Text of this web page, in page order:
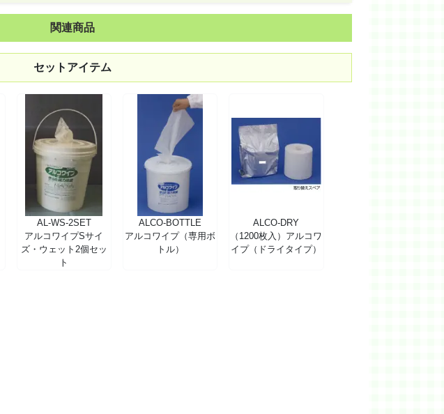
関連商品
セットアイテム
AL-WS-2SET
アルコワイプSサイ
ズ・ウェット2個セッ
ト
ALCO-BOTTLE
アルコワイプ（専用ボ
トル）
ALCO-DRY
（1200枚入）アルコワ
イプ（ドライタイプ）